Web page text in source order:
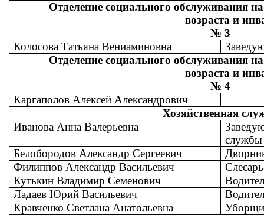
Отделение социального обслуживания
возраста и
№ 3
Колосова Татьяна Вениаминовна
Отделение социального обслуживания
возраста и
№ 4
Каргаполов Алексей Александрович
Хозяйственная
Иванова Анна Валерьевна
службы
Белобородов Александр Сергеевич
Филиппов Александр Васильевич
Кутькин Владимир Семенович
Ладаев Юрий Васильевич
Кравченко Светлана Анатольевна